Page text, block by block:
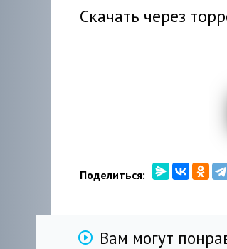
Скачать через
Поделиться:
Вам могут